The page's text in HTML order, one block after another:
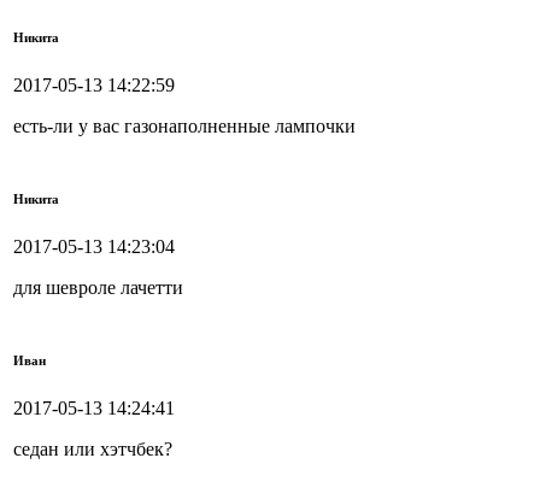
Никита
2017-05-13 14:22:59
есть-ли у вас газонаполненные лампочки
Никита
2017-05-13 14:23:04
для шевроле лачетти
Иван
2017-05-13 14:24:41
седан или хэтчбек?